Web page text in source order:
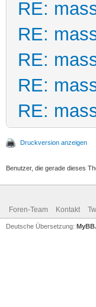
RE:
RE:
RE:
RE:
RE:
Druckversion anzeigen
Benutzer, die gerade dieses
Foren-Team Kontakt
Deutsche Übersetzung: